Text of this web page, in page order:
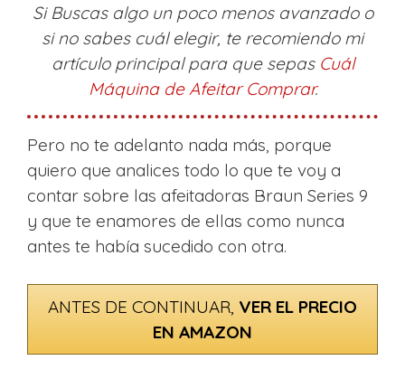
Si Buscas algo un poco menos avanzado o
si no sabes cuál elegir, te recomiendo mi
artículo principal para que sepas Cuál
Máquina de Afeitar Comprar.
Pero no te adelanto nada más, porque
quiero que analices todo lo que te voy a
contar sobre las afeitadoras Braun Series 9
y que te enamores de ellas como nunca
antes te había sucedido con otra.
ANTES DE CONTINUAR, VER EL PRECIO
EN AMAZON